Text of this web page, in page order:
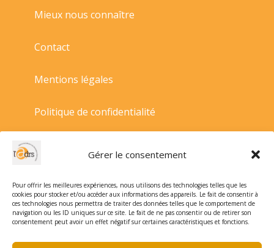
Gérer le consentement
Pour offrir les meilleures expériences, nous utilisons des technologies telles que les
cookies pour stocker et/ou accéder aux informations des appareils. Le fait de consentir à
ces technologies nous permettra de traiter des données telles que le comportement de
navigation ou les ID uniques sur ce site. Le fait de ne pas consentir ou de retirer son
consentement peut avoir un effet négatif sur certaines caractéristiques et fonctions.
Mieux nous connaître
Contact
Mentions légales
Politique de confidentialité
Politique de cookies